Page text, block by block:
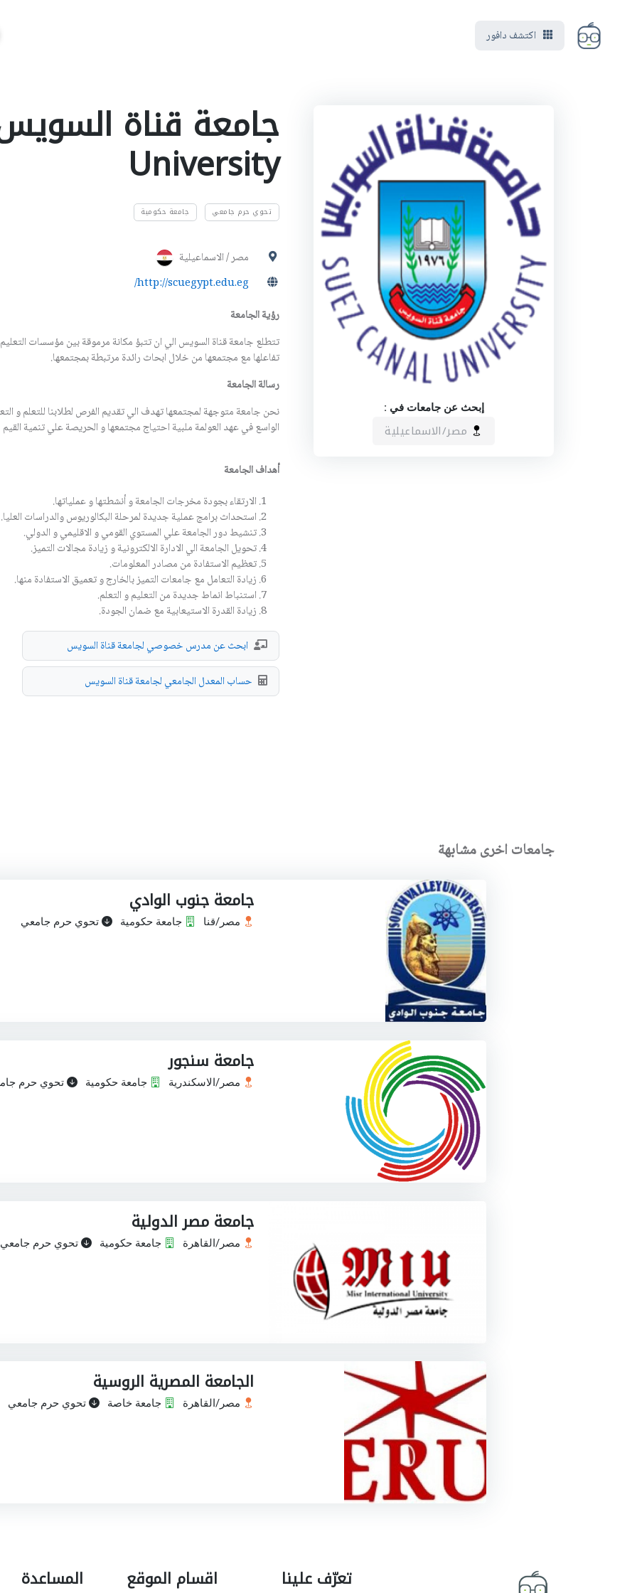
اكتشف دافور
إبحث عن جامعات في :
مصر/الاسماعيلية
University
تحوي حرم جامعي جامعة حكومية
مصر / الاسماعيلية
http://scuegypt.edu.eg/
رؤية الجامعة
تتطلع جامعة قناة السويس الي ان تتبؤ مكانة مرموقة بين مؤسسات
تفاعلها مع مجتمعها من خلال ابحاث رائدة مرتبطة بمجتمعها.
رسالة الجامعة
نحن جامعة متوجهة لمجتمعها تهدف الي تقديم الفرص لطلابنا للتعلم و
الواسع في عهد العولمة ملبية احتياج مجتمعها و الحريصة علي تنمية
أهداف الجامعة
الارتقاء بجودة مخرجات الجامعة و أنشطتها و عملياتها.
استحداث برامج عملية جديدة لمرحلة البكالوريوس والدراسات العليا.
تنشيط دور الجامعة علي المستوي القومي و الاقليمي و الدولي.
تحويل الجامعة الي الادارة الالكترونية و زيادة مجالات التميز.
تعظيم الاستفادة من مصادر المعلومات.
زيادة التعامل مع جامعات التميز بالخارج و تعميق الاستفادة منها.
استنباط انماط جديدة من التعليم و التعلم.
زيادة القدرة الاستيعابية مع ضمان الجودة.
ابحث عن مدرس خصوصي لجامعة قناة السويس
حساب المعدل الجامعي لجامعة قناة السويس
جامعات اخرى مشابهة
جامعة جنوب الوادي
مصر/قنا جامعة حكومية تحوي حرم جامعي
جامعة سنجور
مصر/الاسكندرية جامعة حكومية تحوي حرم
جامعة مصر الدولية
مصر/القاهرة جامعة حكومية تحوي حرم جامعي
الجامعة المصرية الروسية
مصر/القاهرة جامعة خاصة تحوي حرم جامعي
تعرّف علينا اقسام الموقع المساعدة